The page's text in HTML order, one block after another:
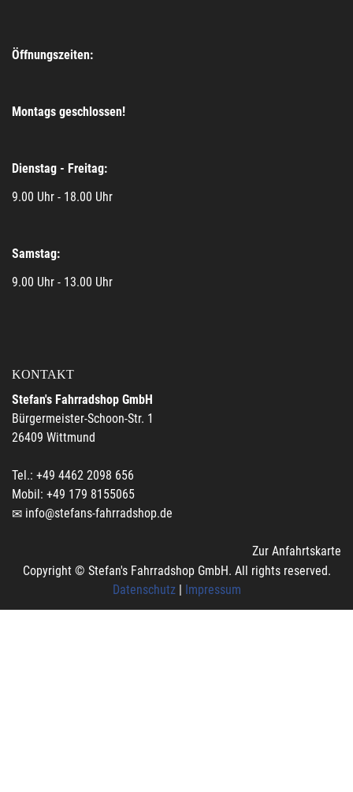
Öffnungszeiten:
Montags geschlossen!
Dienstag - Freitag:
9.00 Uhr - 18.00 Uhr
Samstag:
9.00 Uhr - 13.00 Uhr
KONTAKT
Stefan's Fahrradshop GmbH
Bürgermeister-Schoon-Str. 1
26409 Wittmund
Tel.: +49 4462 2098 656
Mobil: +49 179 8155065
info@stefans-fahrradshop.de
Zur Anfahrtskarte
Copyright © Stefan's Fahrradshop GmbH. All rights reserved.
Datenschutz| Impressum